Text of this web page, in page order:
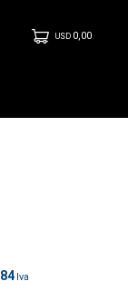
USD 0,00